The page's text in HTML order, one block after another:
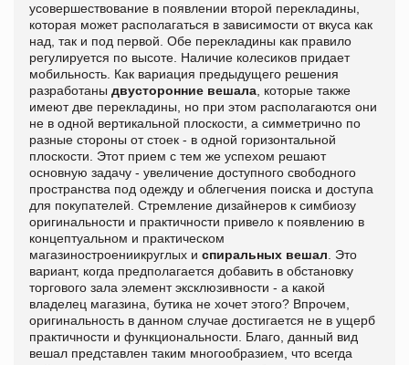
усовершествование в появлении второй перекладины,
которая может располагаться в зависимости от вкуса как
над, так и под первой. Обе перекладины как правило
регулируется по высоте. Наличие колесиков придает
мобильность. Как вариация предыдущего решения
разработаны двусторонние вешала , которые также
имеют две перекладины, но при этом располагаются они
не в одной вертикальной плоскости, а симметрично по
разные стороны от стоек - в одной горизонтальной
плоскости. Этот прием с тем же успехом решают
основную задачу - увеличение доступного свободного
пространства под одежду и облегчения поиска и доступа
для покупателей. Стремление дизайнеров к симбиозу
оригинальности и практичности привело к появлению в
концептуальном и практическом
магазиностроениикруглых и спиральных вешал . Это
вариант, когда предполагается добавить в обстановку
торгового зала элемент эксклюзивности - а какой
владелец магазина, бутика не хочет этого? Впрочем,
оригинальность в данном случае достигается не в ущерб
практичности и функциональности. Благо, данный вид
вешал представлен таким многообразием, что всегда